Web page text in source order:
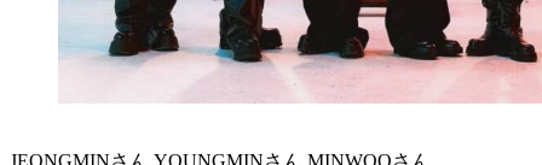
JEONGMINさん,YOUNGMINさん,MINWOOさん